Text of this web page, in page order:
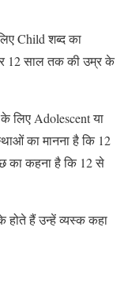
Child शब्द का
12 साल तक की उम्र के
Adolescent या
का मानना है कि 12
का कहना है कि 12 से
होते हैं उन्हें व्यस्क कहा